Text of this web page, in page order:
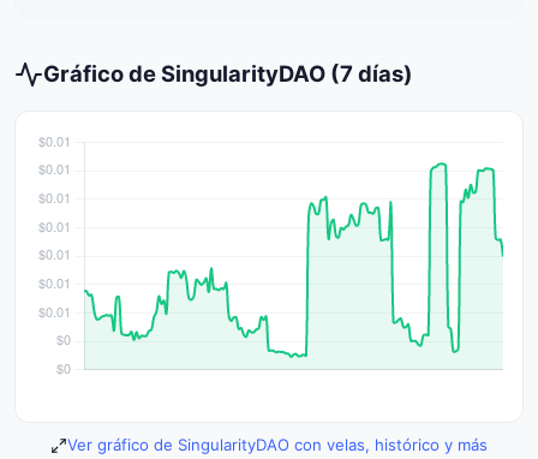
Gráfico de SingularityDAO (7 días)
Ver gráfico de SingularityDAO con velas, histórico y más